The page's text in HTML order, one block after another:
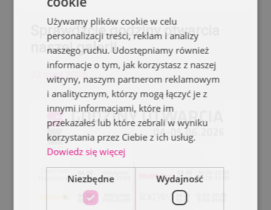
Sprawdźcie godziny otwarcia
naszej galerii
22 maja 2026
Używamy plików cookie w celu
personalizacji treści, reklam i analizy
naszego ruchu. Udostępniamy również
informacje o tym, jak korzystasz z naszej
witryny, naszym partnerom reklamowym
i analitycznym, którzy mogą łączyć je z
innymi informacjami, które im
przekazałeś lub które zebrali w wyniku
korzystania przez Ciebie z ich usług.
Dowiedz się więcej
Niezbędne Wydajność